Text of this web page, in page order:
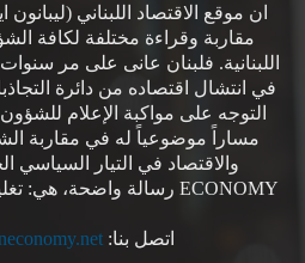
ان موقع الاقتصاد اللبناني
مقاربة وقراءة مختلفة لكافة
اللبنانية. فلبنان عانى على مر
في انتشال اقتصاده من دائرة
التوجه على مواكبة الإعلام
مساراً موضوعياً له في مقاربة
ECONOMY رسالة واضحة، هي: تغليب الاقتصاد على السياسة.
اتصل بنا: